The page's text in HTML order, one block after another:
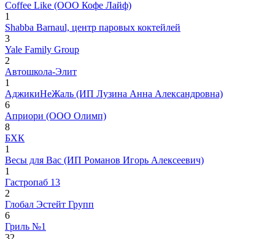
Coffee Like (ООО Кофе Лайф)
1
Shabba Barnaul, центр паровых коктейлей
3
Yale Family Group
2
Автошкола-Элит
1
АджикиНеЖаль (ИП Лузина Анна Александровна)
6
Априори (ООО Олимп)
8
БХК
1
Весы для Вас (ИП Романов Игорь Алексеевич)
1
Гастропаб 13
2
Глобал Эстейт Групп
6
Гриль №1